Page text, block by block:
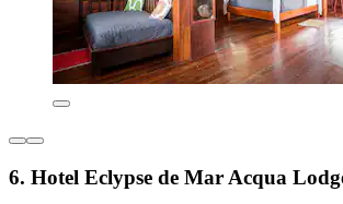
6. Hotel Eclypse de Mar Acqua